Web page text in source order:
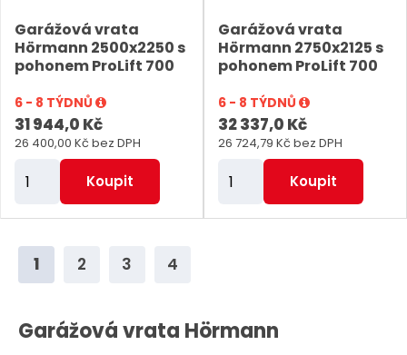
t
t
Garážová vrata
Hörmann 2500x2250 s
pohonem ProLift 700
31 944,0 Kč
26 400,00 Kč bez DPH
ě
n
p
Koupit
6 - 8 TÝDNŮ
Garážová vrata
Hörmann 2750x2125 s
pohonem ProLift 700
32 337,0 Kč
26 724,79 Kč bez DPH
ě
p
Koupit
6 - 8 TÝDNŮ
1 2 3 4
Garážová vrata Hörmann